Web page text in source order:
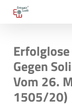
Skip
content
Gegen
Vom 26.
1505/20)